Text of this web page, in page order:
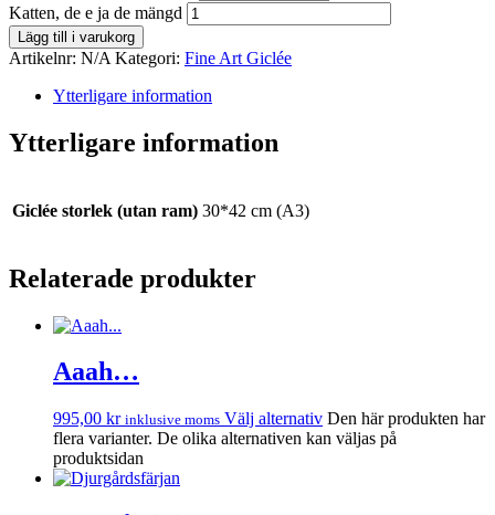
Katten, de e ja de mängd
Lägg till i varukorg
Artikelnr: N/A Kategori: Fine Art Giclée
Ytterligare information
Ytterligare information
Giclée storlek (utan ram) 30*42 cm (A3)
Relaterade produkter
Aaah…
995,00 kr inklusive moms Välj alternativ Den här produkten har
flera varianter. De olika alternativen kan väljas på
produktsidan